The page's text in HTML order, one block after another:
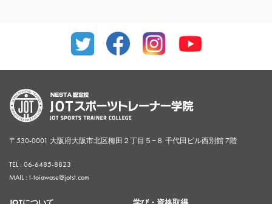
〒530-0001 大阪府大阪市北区梅田２丁目５−８ 千代田ビル西別館 7階
TEL : 06-6485-8823
MAIL : t-toiawase@jotst.com